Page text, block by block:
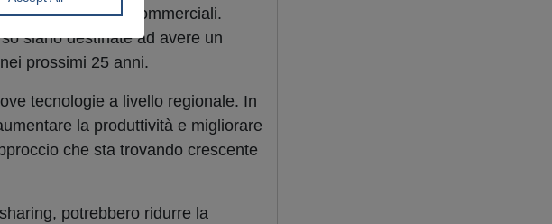
dei flussi commerciali.
siano destinate ad avere un
prossimi 25 anni.
tecnologie a livello regionale. In
la produttività e migliorare
che sta trovando crescente
potrebbero ridurre la